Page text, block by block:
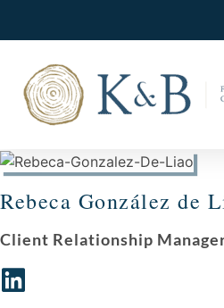
Rebeca González de
Client Relationship